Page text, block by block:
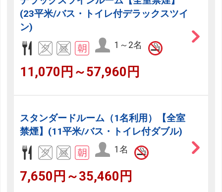
(23平米/バス・トイレ付デラックスツイ
ン)
1～2名
11,070円～57,960円
スタンダードルーム（1名利用）【全室
禁煙】(11平米/バス・トイレ付ダブル)
1名
7,650円～35,460円